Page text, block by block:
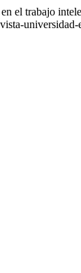
el trabajo